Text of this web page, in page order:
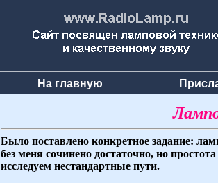
На главную
Было поставлено конкретное задание:
без меня сочинено достаточно, но
исследуем нестандартные пути.